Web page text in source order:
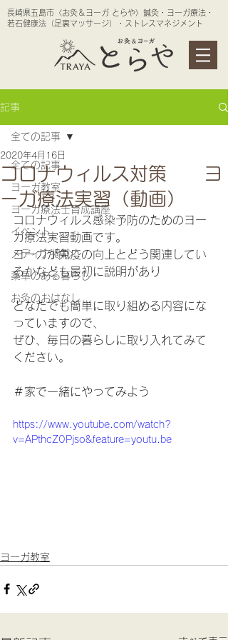
長崎県五島市〈お灸＆ヨーガ とらや〉鍼灸・ヨーガ療法・
若石健康法（足裏マッサージ）・ストレスマネジメント
記事
全ての記事
ヨーガ教室
ヨーガ療法士育成講座
イベント
メディア掲載
薬草のある暮らし
お灸のおはなし
全ての記事
コロナウィルス対策 ヨ
ーガ療法実習（動画）
2020年4月16日
コロナウィルス感染予防のためのヨー
ガ療法実習動画です。
ヨーガが免疫の向上とどう関連してい
るかなども最初に説明があり
どなたでも簡単に取り組める内容にな
っていますので、
ぜひ、毎日の暮らしに取り入れてみて
ください。
＃家で一緒にやってみよう
https://www.youtube.com/watch?
v=APthcZ0Pjso&feature=youtu.be
ヨーガ教室